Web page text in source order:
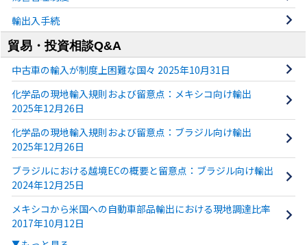
輸出入手続
貿易・投資相談Q&A
中古車の輸入が制度上困難な国々 2025年10月31日
化学品の現地輸入規則および留意点：メキシコ向け輸出
2025年12月26日
化学品の現地輸入規則および留意点：ブラジル向け輸出
2025年12月26日
ブラジルにおける越境ECの概要と留意点：ブラジル向け輸出
2024年12月25日
メキシコから米国への自動車部品輸出における現地調達比率
2017年10月12日